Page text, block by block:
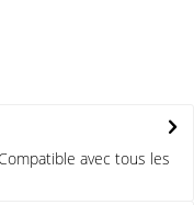
avec tous les